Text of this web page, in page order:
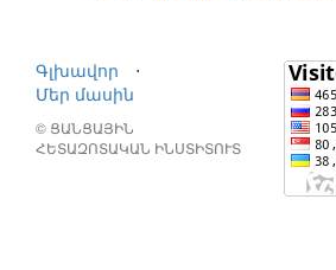
Գլխավոր
⋅
Մեր մասին
© ՑԱՆՑԱՅԻՆ
ՀԵՏԱԶՈՏԱԿԱՆ ԻՆՍՏԻՏՈՒՏ